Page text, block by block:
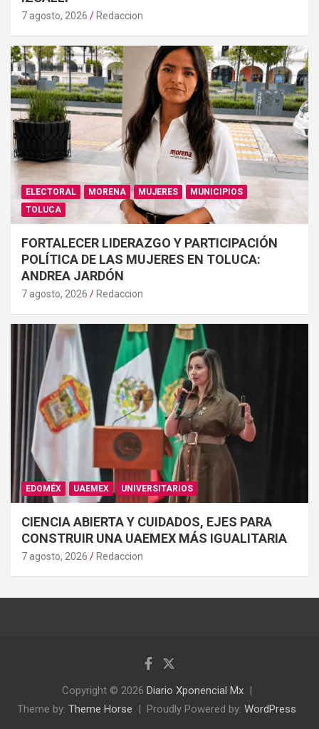
7 agosto, 2026 Redaccion
ELECTORAL MORENA MUJERES
MUNICIPIOS
TOLUCA
FORTALECER LIDERAZGO Y PARTICIPACIÓN
POLÍTICA DE LAS MUJERES EN TOLUCA:
ANDREA JARDÓN
7 agosto, 2026 Redaccion
EDOMÉX UAEMEX UNIVERSITARIOS
CIENCIA ABIERTA Y CUIDADOS, EJES PARA
CONSTRUIR UNA UAEMEX MÁS IGUALITARIA
7 agosto, 2026 Redaccion
Copyright © 2026 Diario Xponencial Mx
Theme by: Theme Horse Proudly Powered by: WordPress